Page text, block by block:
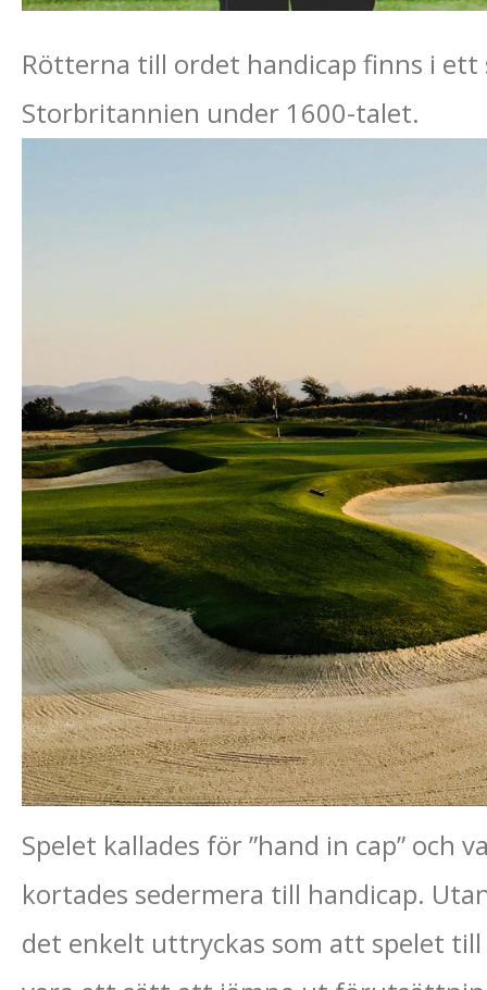
Rötterna till ordet handicap finns i ett
Storbritannien under 1600-talet.
Spelet kallades för ”hand in cap” och
kortades sedermera till handicap.
det enkelt uttryckas som att spelet